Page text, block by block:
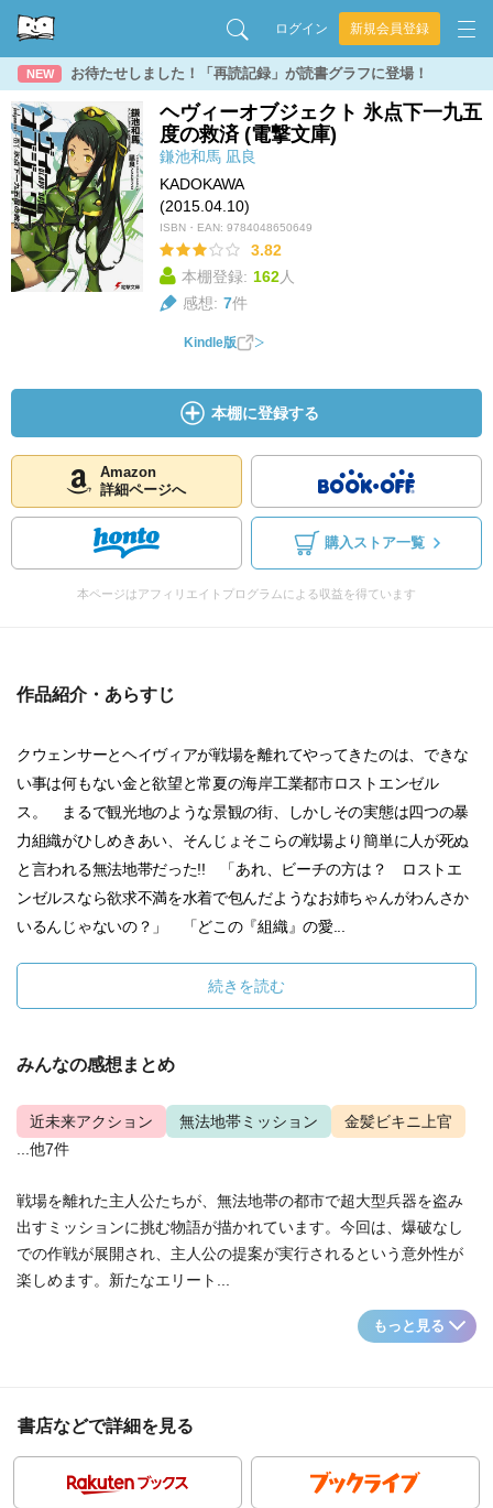
ログイン 新規会員登録
NEW お待たせしました！「再読記録」が読書グラフに登場！
ヘヴィーオブジェクト 氷点下一九五
度の救済 (電撃文庫)
鎌池和馬 凪良
KADOKAWA
(2015.04.10)
ISBN・EAN: 9784048650649
3.82
本棚登録: 162人
感想: 7件
Kindle版
本棚に登録する
Amazon
詳細ページへ
購入ストア一覧
本ページはアフィリエイトプログラムによる収益を得ています
作品紹介・あらすじ
クウェンサーとヘイヴィアが戦場を離れてやってきたのは、できな
い事は何もない金と欲望と常夏の海岸工業都市ロストエンゼル
ス。 まるで観光地のような景観の街、しかしその実態は四つの暴
力組織がひしめきあい、そんじょそこらの戦場より簡単に人が死ぬ
と言われる無法地帯だった!! 「あれ、ビーチの方は？ ロストエ
ンゼルスなら欲求不満を水着で包んだようなお姉ちゃんがわんさか
いるんじゃないの？」 「どこの『組織』の愛...
続きを読む
みんなの感想まとめ
近未来アクション 無法地帯ミッション
金髪ビキニ上官
...他7件
戦場を離れた主人公たちが、無法地帯の都市で超大型兵器を盗み
出すミッションに挑む物語が描かれています。今回は、爆破なし
での作戦が展開され、主人公の提案が実行されるという意外性が
楽しめます。新たなエリート...
もっと見る
書店などで詳細を見る